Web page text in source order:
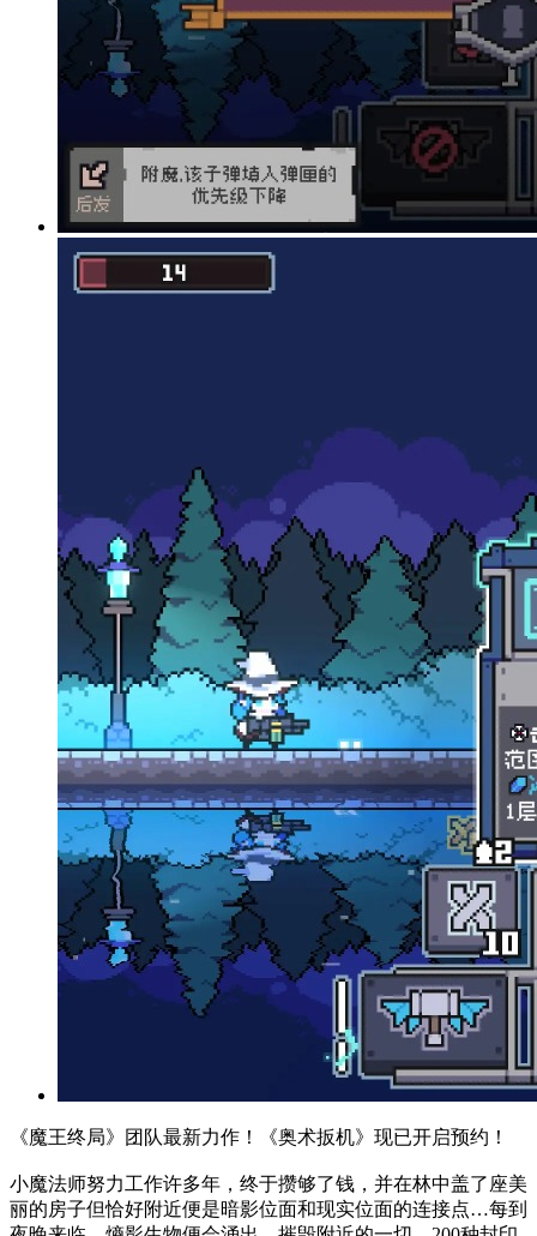
《魔王终局》团队最新力作！《奥术扳机》现已开启预约！
小魔法师努力工作许多年，终于攒够了钱，并在林中盖了座美
丽的房子但恰好附近便是暗影位面和现实位面的连接点…每到